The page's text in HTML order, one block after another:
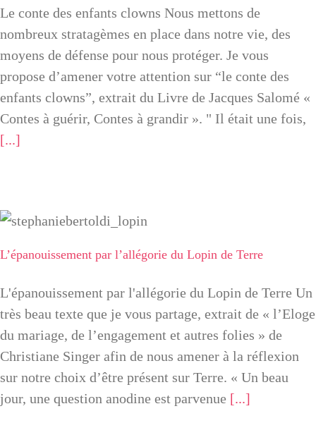
Le conte des enfants clowns Nous mettons de
nombreux stratagèmes en place dans notre vie, des
moyens de défense pour nous protéger. Je vous
propose d’amener votre attention sur “le conte des
enfants clowns”, extrait du Livre de Jacques Salomé «
Contes à guérir, Contes à grandir ». " Il était une fois,
[...]
par l’allégorie du
Lopin de Terre
L’épanouissement par l’allégorie du Lopin de Terre
L'épanouissement par l'allégorie du Lopin de Terre Un
très beau texte que je vous partage, extrait de « l’Eloge
du mariage, de l’engagement et autres folies » de
Christiane Singer afin de nous amener à la réflexion
sur notre choix d’être présent sur Terre. « Un beau
jour, une question anodine est parvenue [...]